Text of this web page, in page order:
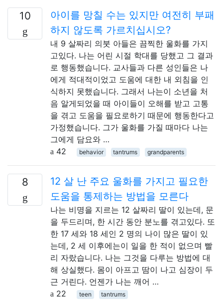
10
아이를 망칠 수는 있지만 여전히 부패
하지 않도록 가르치십시오?
내 9 살짜리 의붓 아들은 끔찍한 울화를 가지
고있다. 나는 어린 시절 학대를 당했고 그 결과
로 행동했습니다. 교사들과 다른 성인들은 나
에게 적대적이었고 도움에 대한 내 외침을 인
식하지 못했습니다. 그래서 나는이 소년을 처
음 알게되었을 때 아이들이 오해를 받고 고통
을 겪고 도움을 필요로하기 때문에 행동한다고
​​가정했습니다. 그가 울화를 가질 때마다 나는
그에게 담요와 …
42
behavior tantrums grandparents
8
12 살 난 주요 울화를 가지고 필요한
도움을 통제하는 방법을 모른다
나는 비명을 지르는 12 살짜리 딸이 있는데, 문
을 두드리며, 한 시간 동안 분노를 겪고있다. 또
한 17 세와 18 세인 2 명의 나이 많은 딸이 있
는데, 2 세 이후에는이 일을 한 적이 없으며 빨
리 자랐습니다. 나는 그것을 다루는 방법에 대
해 상실했다. 몸이 아프고 땀이 나고 심장이 두
근 거린다. 언젠가 나는 깨어 …
22
teen tantrums